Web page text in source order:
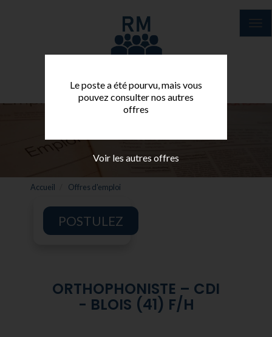
Accueil Offres d'emploi
Le poste a été pourvu, mais vous
pouvez consulter nos autres
offres
Voir les autres offres
POSTULEZ
ORTHOPHONISTE – CDI
- BLOIS (41) F/H